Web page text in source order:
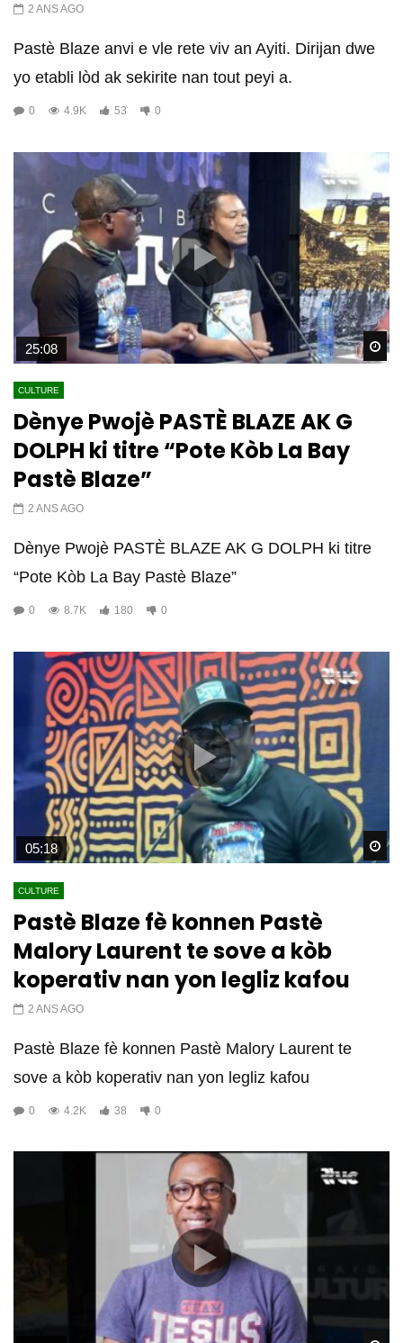
2 ANS AGO
Pastè Blaze anvi e vle rete viv an Ayiti. Dirijan dwe
yo etabli lòd ak sekirite nan tout peyi a.
0 4.9K 53 0
25:08
CULTURE
Dènye Pwojè PASTÈ BLAZE AK G
DOLPH ki titre “Pote Kòb La Bay
Pastè Blaze”
2 ANS AGO
Dènye Pwojè PASTÈ BLAZE AK G DOLPH ki titre
“Pote Kòb La Bay Pastè Blaze”
0 8.7K 180 0
05:18
CULTURE
Pastè Blaze fè konnen Pastè
Malory Laurent te sove a kòb
koperativ nan yon legliz kafou
2 ANS AGO
Pastè Blaze fè konnen Pastè Malory Laurent te
sove a kòb koperativ nan yon legliz kafou
0 4.2K 38 0